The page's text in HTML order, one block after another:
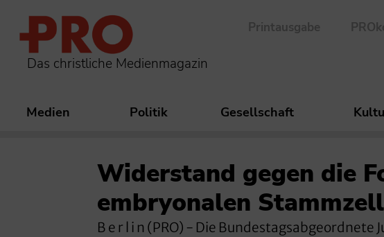
Das christliche Medienmagazin
Printausgabe
Medien Politik Gesellschaft
Widerstand gegen die
embryonalen
B e r l i n (PRO) - Die Bundestagsabgeordnete